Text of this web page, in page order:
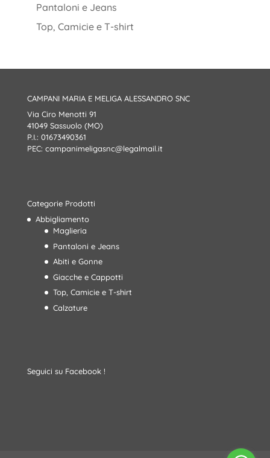
Pantaloni e Jeans
Top, Camicie e T-shirt
CAMPANI MARIA E MELIGA ALESSANDRO SNC
Via Ciro Menotti 91
41049 Sassuolo (MO)
P.I.: 01673490361
PEC: campanimeligasnc@legalmail.it
Categorie Prodotti
Abbigliamento
Maglieria
Pantaloni e Jeans
Abiti e Gonne
Giacche e Cappotti
Top, Camicie e T-shirt
Calzature
Seguici su Facebook !